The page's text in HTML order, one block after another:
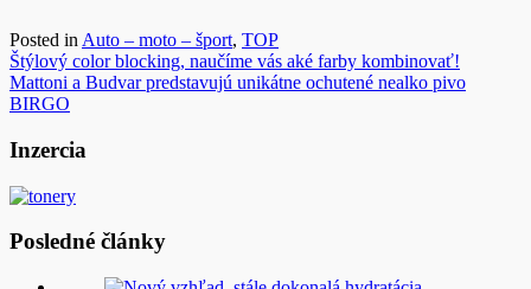
Posted in Auto – moto – šport, TOP
Navigácia
v
Štýlový color blocking, naučíme vás aké farby kombinovať!
Mattoni a Budvar predstavujú unikátne ochutené nealko pivo
BIRGO
Inzercia
Posledné články